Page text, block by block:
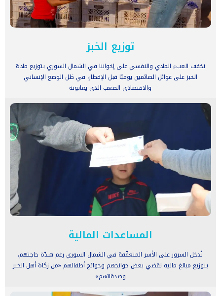
توزيع الخبز
نخفف العبء المادي والنفسي على إخواننا في الشمال السوري بتوزيع مادة
الخبز على عوائل الصائمين يوميًا قبل الإفطار، في ظل الوضع الإنساني
والاقتصادي الصعب الذي يعانونه
المساعدات المالية
نُدخل السرور على الأسر المتعفّفة في الشمال السوري رغم شدّة حاجتهم،
بتوزيع مبالغ مالية تقضي بعض حوائجهم وحوائج أطفالهم «من زكاة أهل الخير
وصدقاتهم»